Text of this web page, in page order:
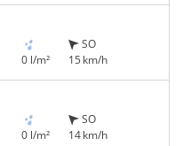
0 l/m²
SO
15 km/h
0 l/m²
SO
14 km/h